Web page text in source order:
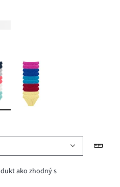
ako zhodný s